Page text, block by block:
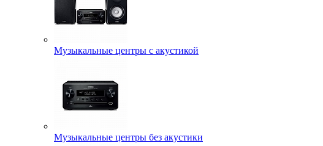
Музыкальные центры с акустикой
Музыкальные центры без акустики